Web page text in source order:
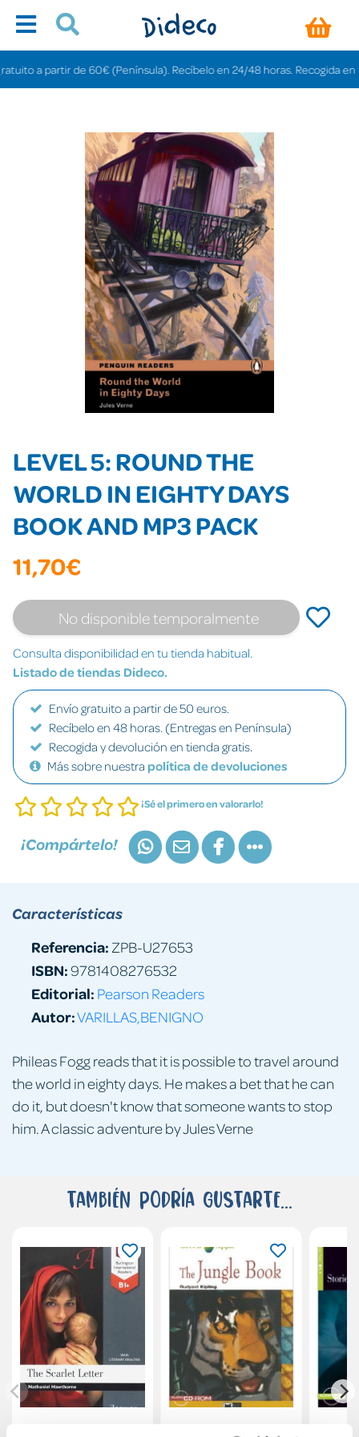
a partir de 60€ (Península). Recíbelo en 24/48 horas. Recogida en
LEVEL 5: ROUND THE
WORLD IN EIGHTY DAYS
BOOK AND MP3 PACK
11,70€
No disponible temporalmente
Consulta disponibilidad en tu tienda habitual.
Listado de tiendas Dideco.
Envío gratuito a partir de 50 euros.
Recíbelo en 48 horas. (Entregas en Península)
Recogida y devolución en tienda gratis.
Más sobre nuestra política de devoluciones
¡Sé el primero en valorarlo!
¡Compártelo!
Phileas Fogg reads that it is possible to travel around
the world in eighty days. He makes a bet that he can
do it, but doesn't know that someone wants to stop
him. A classic adventure by Jules Verne
Características
Referencia: ZPB-U27653
ISBN:9781408276532
Editorial: Pearson Readers
Autor:VARILLAS,BENIGNO
También podría gustarte...